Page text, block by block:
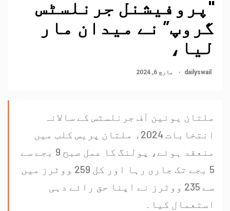
"پروفیشنل جرنلسٹس
گروپ” نے میدان مار
لیا،
dailyswail مارچ 6, 2024
ملتان یونین آف جرنلسٹس کے سالانہ
انتخابات 2024ء ملتان پریس کلب میں
منعقد ہوئے، پولنگ کا عمل صبح 9 بجے سے
5 بجے تک جاری رہا اور کل 259 ووٹرز میں
سے 235 ووٹرز نے اپنا حق رائے دہی
استعمال کیا۔